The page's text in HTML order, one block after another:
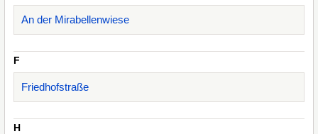
An der Mirabellenwiese
F
Friedhofstraße
H